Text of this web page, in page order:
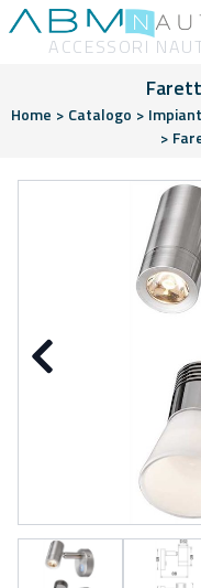
Abm
ACCESSORI
Home > Catalogo >
>